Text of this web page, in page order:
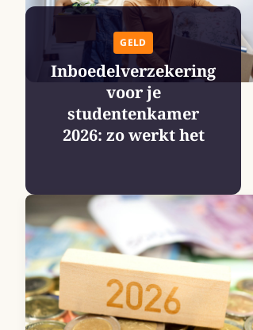
GELD
Inboedelverzekering
voor je
studentenkamer
2026: zo werkt het